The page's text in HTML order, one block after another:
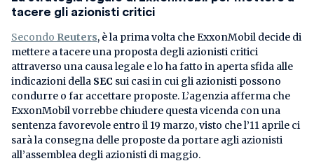
tacere gli azionisti critici
Secondo Reuters, è la prima volta che ExxonMobil decide di
mettere a tacere una proposta degli azionisti critici
attraverso una causa legale e lo ha fatto in aperta sfida alle
indicazioni della SEC sui casi in cui gli azionisti possono
condurre o far accettare proposte. L’agenzia afferma che
ExxonMobil vorrebbe chiudere questa vicenda con una
sentenza favorevole entro il 19 marzo, visto che l’11 aprile ci
sarà la consegna delle proposte da portare agli azionisti
all’assemblea degli azionisti di maggio.